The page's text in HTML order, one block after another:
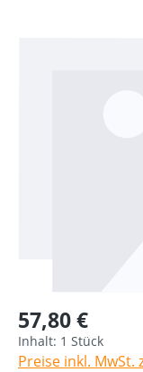
57,80 €
Inhalt: 1 Stück
Preise inkl. MwSt.